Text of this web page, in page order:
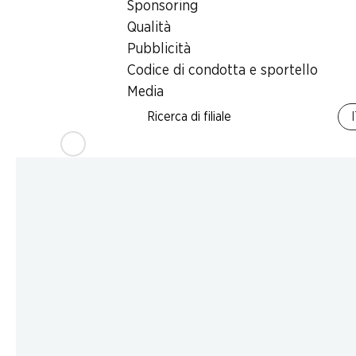
Sponsoring
Qualità
Pubblicità
Codice di condotta e sportello
Media
Ricerca di filiale